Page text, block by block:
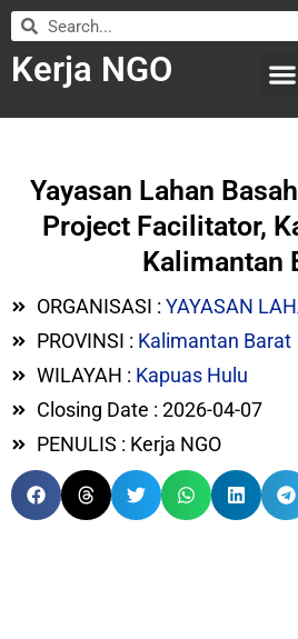
Kerja NGO
Yayasan Lahan
Project Facilitator,
Kalimantan
ORGANISASI : YAYASAN
PROVINSI : Kalimantan Barat
WILAYAH : Kapuas Hulu
Closing Date : 2026-04-07
PENULIS : Kerja NGO